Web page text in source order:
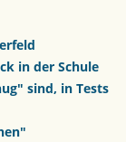
in der Schule
sind, in Tests